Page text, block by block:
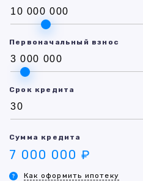
Первоначальный взнос
Срок кредита
Сумма кредита
7 000 000 ₽
Как оформить ипотеку